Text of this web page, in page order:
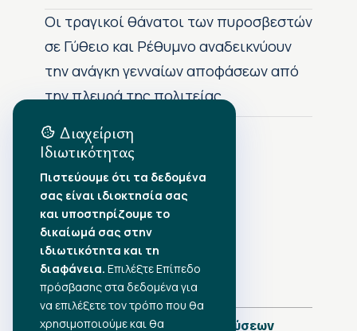
Οι τραγικοί θάνατοι των πυροσβεστών
σε Γύθειο και Ρέθυμνο αναδεικνύουν
την ανάγκη γενναίων αποφάσεων από
την πλευρά της πολιτείας
Αρχείο Δημοσιεύσεων
•Αύγουστος 2026
•Ιούλιος 2026
•Ιούνιος 2026
•Μάιος 2026
•Απρίλιος 2026
•Μάρτιος 2026
Πλήρες Ημερολόγιο Δημοσιεύσεων
Διαχείριση
Ιδιωτικότητας
Πιστεύουμε ότι τα δεδομένα
σας είναι ιδιοκτησία σας
και υποστηρίζουμε το
δικαίωμά σας στην
ιδιωτικότητα και τη
διαφάνεια. Επιλέξτε Επίπεδο
πρόσβασης στα δεδομένα για
να επιλέξετε τον τρόπο που θα
χρησιμοποιούμε και θα